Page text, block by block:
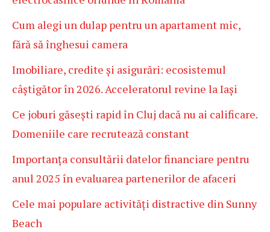
Cum alegi un dulap pentru un apartament mic,
fără să înghesui camera
Imobiliare, credite și asigurări: ecosistemul
câștigător în 2026. Acceleratorul revine la Iași
Ce joburi găsești rapid în Cluj dacă nu ai calificare.
Domeniile care recrutează constant
Importanța consultării datelor financiare pentru
anul 2025 în evaluarea partenerilor de afaceri
Cele mai populare activități distractive din Sunny
Beach